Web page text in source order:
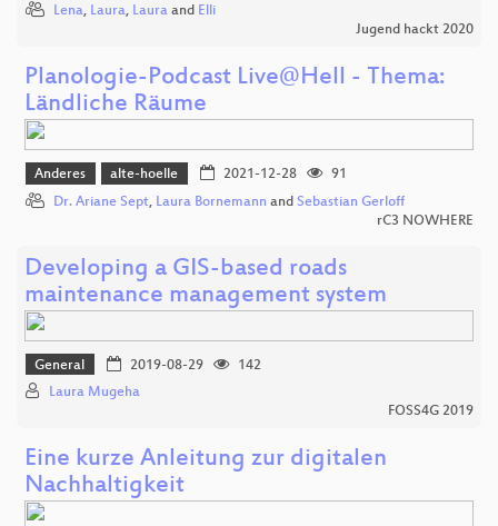
Lena, Laura, Laura and Elli
Jugend hackt 2020
Planologie-Podcast Live@Hell - Thema:
Ländliche Räume
Anderes alte-hoelle 2021-12-28
91
Dr. Ariane Sept, Laura Bornemann and Sebastian Gerloff
rC3 NOWHERE
Developing a GIS-based roads
maintenance management system
General 2019-08-29
142
Laura Mugeha
FOSS4G 2019
Eine kurze Anleitung zur digitalen
Nachhaltigkeit